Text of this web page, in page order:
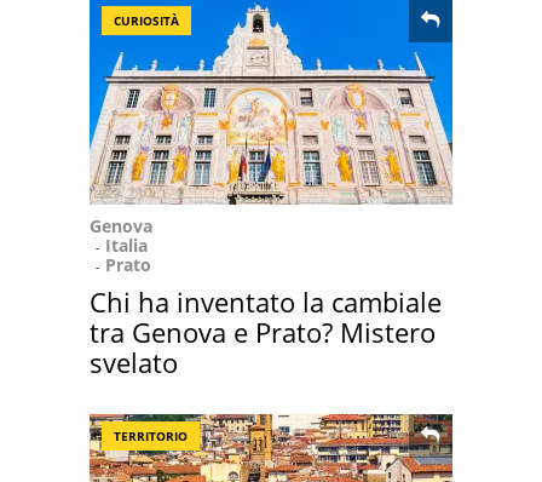
CURIOSITÀ
Genova
Italia
Prato
Chi ha inventato la cambiale
tra Genova e Prato? Mistero
svelato
TERRITORIO